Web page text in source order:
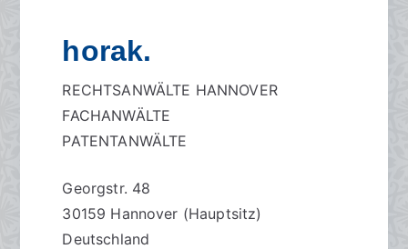
horak.
RECHTSANWÄLTE HANNOVER
FACHANWÄLTE
PATENTANWÄLTE
Georgstr. 48
30159 Hannover (Hauptsitz)
Deutschland